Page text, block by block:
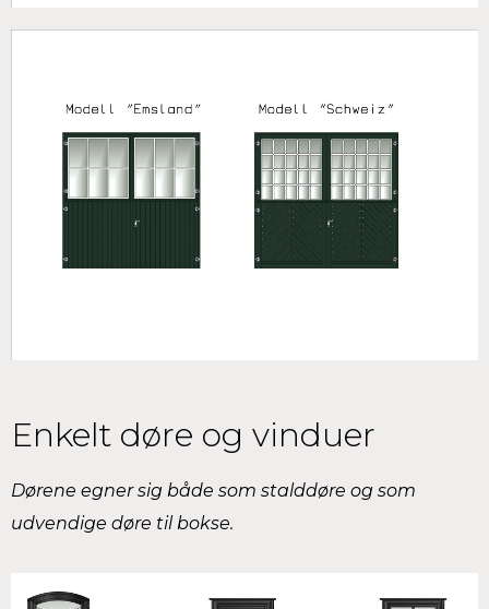
Enkelt døre og vinduer
Dørene egner sig både som stalddøre og som
udvendige døre til bokse.